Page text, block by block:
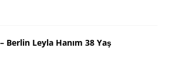
Berlin Leyla Hanım 38 Yaş